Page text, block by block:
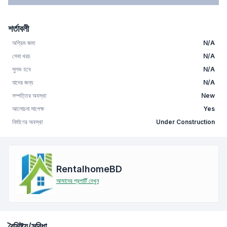
শর্তাবলী
অগ্রিম জমা
N/A
সেবা খরচ
N/A
সুলভ হবে
N/A
যাদের জন্য
N/A
সম্পত্তির অবস্থা
New
আলোচনা সাপেক্ষ
Yes
নির্মাণের অবস্থা
Under Construction
RentalhomeBD
আমাদের প্রপার্টি দেখুন